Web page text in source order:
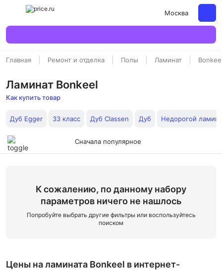
Москва
Главная Ремонт и отделка Полы Ламинат
Ламинат Bonkeel
Как купить товар
Дуб Egger 33 класс Дуб Classen Дуб Недорогой
Сначала популярное
К сожалению, по данному набору
параметров ничего не нашлось
Попробуйте выбрать другие фильтры или воспользуйтесь
поиском
Цены на ламината Bonkeel в интернет-